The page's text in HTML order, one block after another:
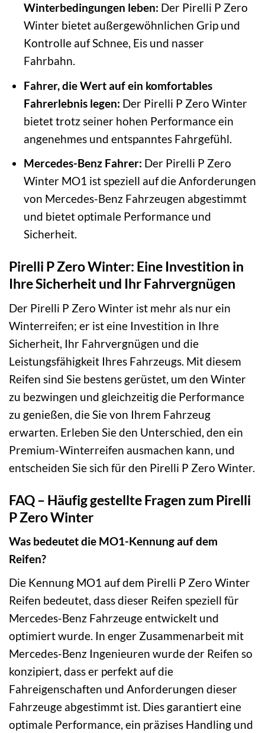
Winterbedingungen leben: Der Pirelli P Zero
Winter bietet außergewöhnlichen Grip und
Kontrolle auf Schnee, Eis und nasser
Fahrbahn.
Fahrer, die Wert auf ein komfortables
Fahrerlebnis legen: Der Pirelli P Zero Winter
bietet trotz seiner hohen Performance ein
angenehmes und entspanntes Fahrgefühl.
Mercedes-Benz Fahrer: Der Pirelli P Zero
Winter MO1 ist speziell auf die Anforderungen
von Mercedes-Benz Fahrzeugen abgestimmt
und bietet optimale Performance und
Sicherheit.
Pirelli P Zero Winter: Eine Investition in
Ihre Sicherheit und Ihr Fahrvergnügen
Der Pirelli P Zero Winter ist mehr als nur ein
Winterreifen; er ist eine Investition in Ihre
Sicherheit, Ihr Fahrvergnügen und die
Leistungsfähigkeit Ihres Fahrzeugs. Mit diesem
Reifen sind Sie bestens gerüstet, um den Winter
zu bezwingen und gleichzeitig die Performance
zu genießen, die Sie von Ihrem Fahrzeug
erwarten. Erleben Sie den Unterschied, den ein
Premium-Winterreifen ausmachen kann, und
entscheiden Sie sich für den Pirelli P Zero Winter.
FAQ – Häufig gestellte Fragen zum Pirelli
P Zero Winter
Was bedeutet die MO1-Kennung auf dem
Reifen?
Die Kennung MO1 auf dem Pirelli P Zero Winter
Reifen bedeutet, dass dieser Reifen speziell für
Mercedes-Benz Fahrzeuge entwickelt und
optimiert wurde. In enger Zusammenarbeit mit
Mercedes-Benz Ingenieuren wurde der Reifen so
konzipiert, dass er perfekt auf die
Fahreigenschaften und Anforderungen dieser
Fahrzeuge abgestimmt ist. Dies garantiert eine
optimale Performance, ein präzises Handling und